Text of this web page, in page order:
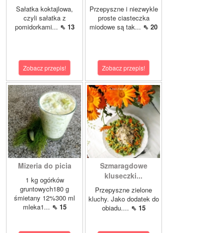
Sałatka koktajlowa,
czyli sałatka z
pomidorkami... ⇖ 13
Zobacz przepis!
Przepyszne i niezwykle
proste ciasteczka
miodowe są tak... ⇖ 20
Zobacz przepis!
Mizeria do picia
1 kg ogórków
gruntowych180 g
śmietany 12%300 ml
mleka1... ⇖ 15
Szmaragdowe
kluseczki...
Przepyszne zielone
kluchy. Jako dodatek do
obiadu.... ⇖ 15